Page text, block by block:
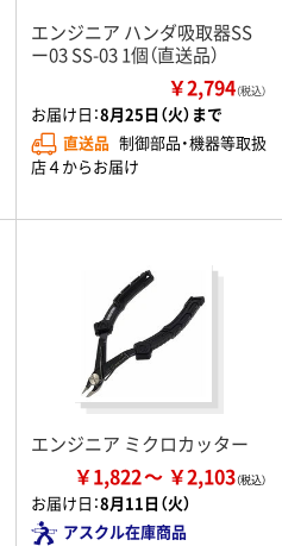
エンジニア ハンダ吸取器SS
ー03 SS-03 1個（直送品）
￥2,794（税込）
お届け日：8月25日（火）まで
直送品 制御部品・機器等取扱
店４からお届け
エンジニア ミクロカッター
￥1,822 ￥2,103
お届け日：8月11日（火）
アスクル在庫商品